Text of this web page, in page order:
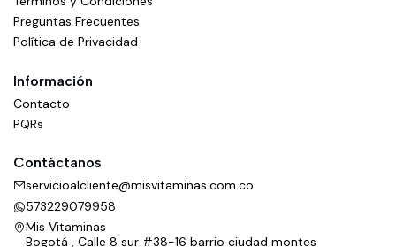
Preguntas Frecuentes
Política de Privacidad
Información
Contacto
PQRs
Contáctanos
servicioalcliente@misvitaminas.com.co
573229079958
Mis Vitaminas
Bogotá , Calle 8 sur #38-16 barrio ciudad montes